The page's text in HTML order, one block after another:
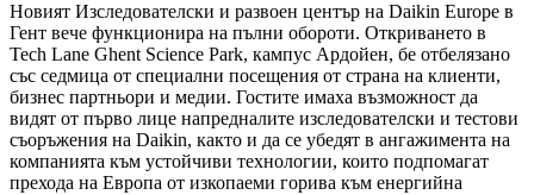
Новият Изследователски и развоен център на Daikin Europe в
Гент вече функционира на пълни обороти. Откриването в
Tech Lane Ghent Science Park, кампус Ардойен, бе отбелязано
със седмица от специални посещения от страна на клиенти,
бизнес партньори и медии. Гостите имаха възможност да
видят от първо лице напредналите изследователски и тестови
съоръжения на Daikin, както и да се убедят в ангажимента на
компанията към устойчиви технологии, които подпомагат
прехода на Европа от изкопаеми горива към енергийна